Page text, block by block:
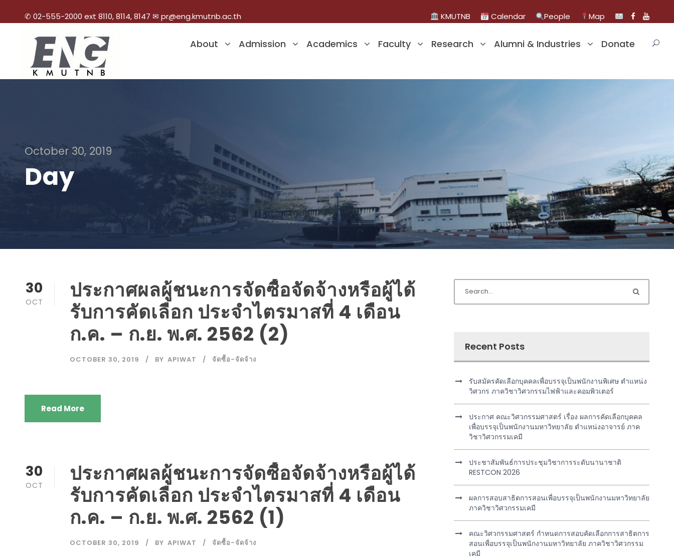
✆ 02-555-2000 ext 8110, 8114, 8147 ✉ pr@eng.kmutnb.ac.th KMUTNB Calendar People Map
About Admission Academics Faculty Research Alumni & Industries Donate
October 30, 2019
Day
30
OCT
ประกาศผลผู้ชนะการจัดซื้อจัดจ้างหรือผู้ได้
รับการคัดเลือก ประจำไตรมาสที่ 4 เดือน
ก.ค. – ก.ย. พ.ศ. 2562 (2)
OCTOBER 30, 2019 BY APIWAT จัดซื้อ-จัดจ้าง
Read More
30
OCT
ประกาศผลผู้ชนะการจัดซื้อจัดจ้างหรือผู้ได้
รับการคัดเลือก ประจำไตรมาสที่ 4 เดือน
ก.ค. – ก.ย. พ.ศ. 2562 (1)
OCTOBER 30, 2019 BY APIWAT จัดซื้อ-จัดจ้าง
Recent Posts
รับสมัครคัดเลือกบุคคลเพื่อบรรจุเป็นพนักงานพิเศษ ตำแหน่ง
วิศวกร ภาควิชาวิศวกรรมไฟฟ้าและคอมพิวเตอร์
ประกาศ คณะวิศวกรรมศาสตร์ เรื่อง ผลการคัดเลือกบุคคล
เพื่อบรรจุเป็นพนักงานมหาวิทยาลัย ตำแหน่งอาจารย์ ภาค
วิชาวิศวกรรมเคมี
ประชาสัมพันธ์การประชุมวิชาการระดับนานาชาติ
RESTCON 2026
ผลการสอบสาธิตการสอนเพื่อบรรจุเป็นพนักงานมหาวิทยาลัย
ภาควิชาวิศวกรรมเคมี
คณะวิศวกรรมศาสตร์ กำหนดการสอบคัดเลือกการสาธิตการ
สอนเพื่อบรรจุเป็นพนักงานมหาวิทยาลัย ภาควิชาวิศวกรรม
เคมี